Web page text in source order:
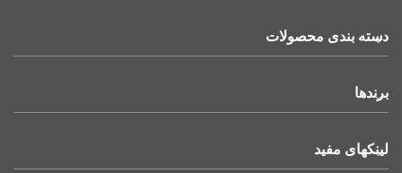
دسته بندی محصولات
برندها
لینکهای مفید